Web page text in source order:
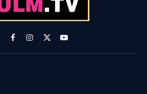
FacebookInstagram
X
(Twitter)
YouTube